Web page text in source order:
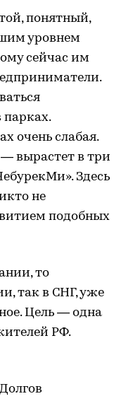
понятный,
уровнем
сейчас им
парках.
очень слабая.
вырастет в три
Здесь
не
подобных
то
так в СНГ, уже
Цель — одна
РФ.